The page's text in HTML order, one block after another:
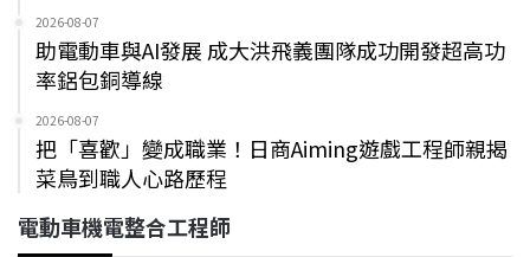
2026-08-07
助電動車與AI發展 成大洪飛義團隊成功開發超高功
率鋁包銅導線
2026-08-07
把「喜歡」變成職業！日商Aiming遊戲工程師親揭
菜鳥到職人心路歷程
電動車機電整合工程師